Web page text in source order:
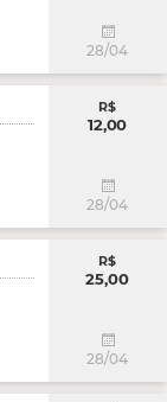
28/04
R$
12,00
28/04
R$
25,00
28/04